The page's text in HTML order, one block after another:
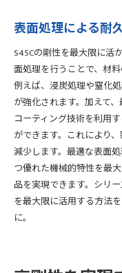
表面処理による耐
S45Cの剛性を最大限に活
面処理を行うことで、材
例えば、浸炭処理や窒化
が強化されます。加えて
コーティング技術を利用
ができます。これにより
減少します。最適な表面
つ優れた機械的特性を最
品を実現できます。シリ
を最大限に活用する方法
に。